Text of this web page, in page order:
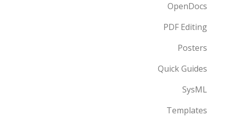
OpenDocs
PDF Editing
Posters
Quick Guides
SysML
Templates